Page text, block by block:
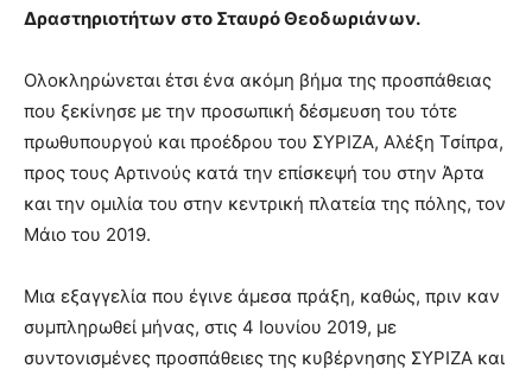
Δραστηριοτήτων στο Σταυρό Θεοδωριάνων.
Ολοκληρώνεται έτσι ένα ακόμη βήμα της προσπάθειας
που ξεκίνησε με την προσωπική δέσμευση του τότε
πρωθυπουργού και προέδρου του ΣΥΡΙΖΑ, Αλέξη Τσίπρα,
προς τους Αρτινούς κατά την επίσκεψή του στην Άρτα
και την ομιλία του στην κεντρική πλατεία της πόλης, τον
Μάιο του 2019.
Μια εξαγγελία που έγινε άμεσα πράξη, καθώς, πριν καν
συμπληρωθεί μήνας, στις 4 Ιουνίου 2019, με
συντονισμένες προσπάθειες της κυβέρνησης ΣΥΡΙΖΑ και